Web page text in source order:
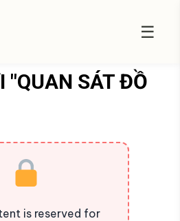
☰
"QUAN SÁT ĐỒ
is reserved for